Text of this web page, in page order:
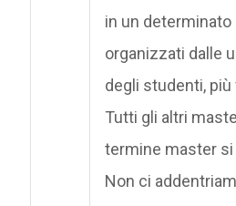
in un
organizzati dalle
degli studenti,
Tutti gli altri
termine master
Non ci